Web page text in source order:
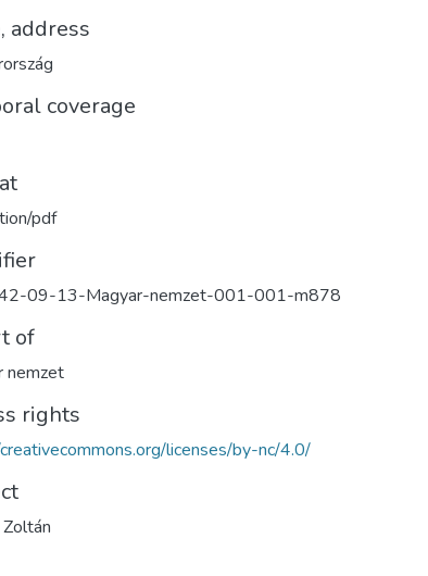
address
coverage
pdf
09-13-Magyar-nemzet-001-001-m878
of
nemzet
rights
licenses/by-nc/4.0/